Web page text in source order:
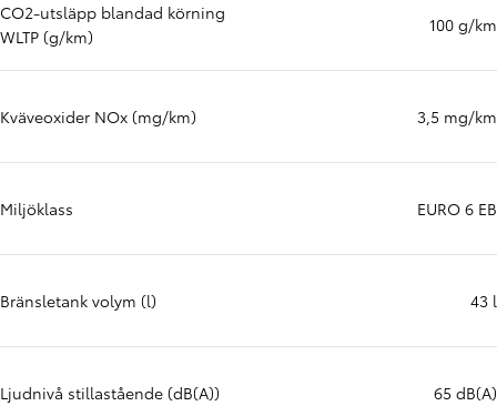
CO2-utsläpp blandad körning
WLTP (g/km)
100 g/km
Kväveoxider NOx (mg/km) 3,5 mg/km
Miljöklass EURO 6 EB
Bränsletank volym (l) 43 l
Ljudnivå stillastående (dB(A)) 65 dB(A)